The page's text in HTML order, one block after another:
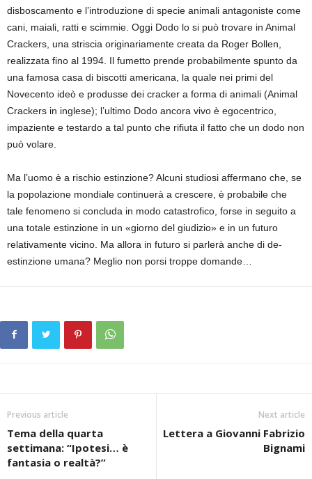
disboscamento e l’introduzione di specie animali antagoniste come
cani, maiali, ratti e scimmie. Oggi Dodo lo si può trovare in Animal
Crackers, una striscia originariamente creata da Roger Bollen,
realizzata fino al 1994. Il fumetto prende probabilmente spunto da
una famosa casa di biscotti americana, la quale nei primi del
Novecento ideò e produsse dei cracker a forma di animali (Animal
Crackers in inglese); l’ultimo Dodo ancora vivo è egocentrico,
impaziente e testardo a tal punto che rifiuta il fatto che un dodo non
può volare.
Ma l’uomo è a rischio estinzione? Alcuni studiosi affermano che, se
la popolazione mondiale continuerà a crescere, è probabile che
tale fenomeno si concluda in modo catastrofico, forse in seguito a
una totale estinzione in un «giorno del giudizio» e in un futuro
relativamente vicino. Ma allora in futuro si parlerà anche di de-
estinzione umana? Meglio non porsi troppe domande…
Previous article
Tema della quarta
settimana: “Ipotesi… è
fantasia o realtà?”
Next article
Lettera a Giovanni Fabrizio
Bignami